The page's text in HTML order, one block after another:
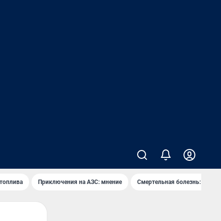
Приключения на АЗС: мнение Смертельная болезнь: